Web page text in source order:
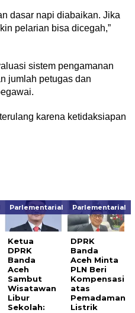
dasar napi diabaikan. Jika
pelarian bisa dicegah,”
sistem pengamanan
jumlah petugas dan
karena ketidaksiapan
Parlementarial
Ketua
DPRK
Banda
Aceh
Sambut
Wisatawan
Libur
Sekolah:
Parlementarial
DPRK
Banda
Aceh Minta
PLN Beri
Kompensasi
atas
Pemadaman
Listrik